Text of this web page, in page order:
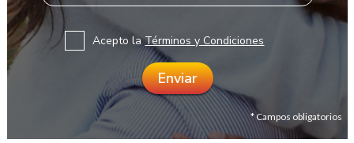
Acepto laTérminos y Condiciones
* Campos obligatorios